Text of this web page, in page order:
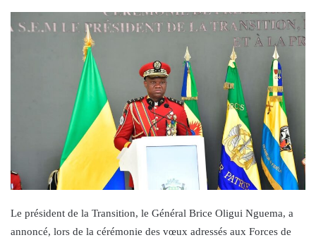
Le président de la Transition, le Général Brice Oligui Nguema, a
annoncé, lors de la cérémonie des vœux adressés aux Forces de